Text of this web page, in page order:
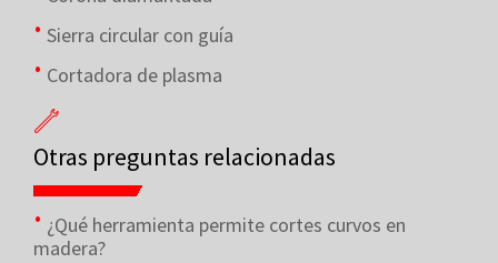
Sierra circular con guía
Cortadora de plasma
Otras preguntas relacionadas
¿Qué herramienta permite cortes curvos en
madera?